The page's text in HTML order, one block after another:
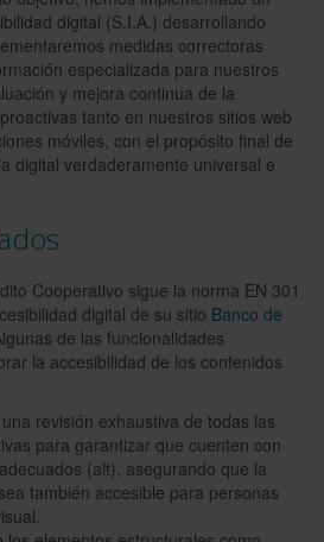
digital (S.I.A.) desarrollando
medidas correctoras
especializada para nuestros
y mejora continua de la
tanto en nuestros sitios web
móviles, con el propósito final de
digital verdaderamente universal e
Cooperativo sigue la norma EN 301
digital de su sitio Banco de
de las funcionalidades
la accesibilidad de los contenidos
revisión exhaustiva de todas las
para garantizar que cuenten con
(alt), asegurando que la
también accesible para personas